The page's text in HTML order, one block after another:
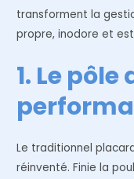
transforment la
propre, inodore et
1. Le
Le traditionnel
réinventé. Finie la